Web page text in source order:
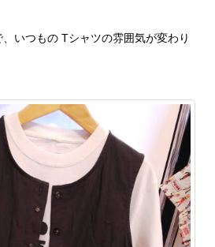
いつもの Tシャツの雰囲気が変わり